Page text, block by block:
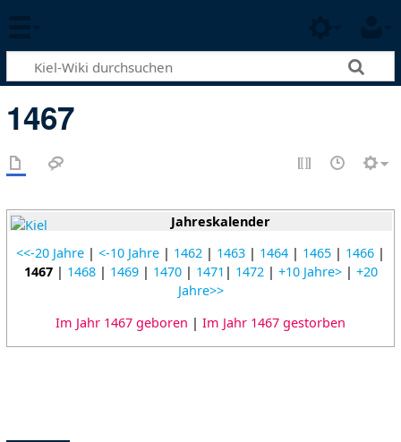
1467
Jahreskalender
<<-20 Jahre | <-10 Jahre | 1462 | 1463 | 1464 | 1465 | 1466 |
1467| 1468| 1469| 1470| 1471 | 1472| +10 Jahre>| +20
Jahre>>
Im Jahr 1467 geboren | Im Jahr 1467 gestorben